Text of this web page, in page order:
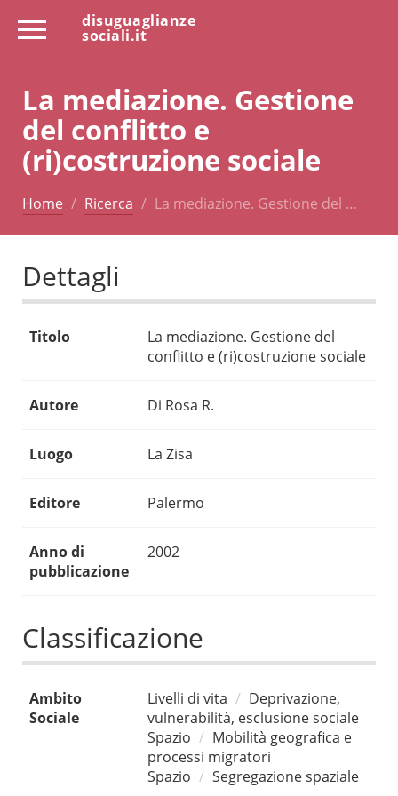
disuguaglianze
sociali.it
La mediazione. Gestione
del conflitto e
(ri)costruzione sociale
Home Ricerca La mediazione. Gestione del …
Dettagli
Titolo
La mediazione. Gestione del
conflitto e (ri)costruzione sociale
Autore Di Rosa R.
Luogo La Zisa
Editore Palermo
Anno di
pubblicazione
2002
Classificazione
Ambito
Sociale
Livelli di vita
Deprivazione,
vulnerabilità, esclusione sociale
Spazio
Mobilità geografica e
processi migratori
Spazio
Segregazione spaziale